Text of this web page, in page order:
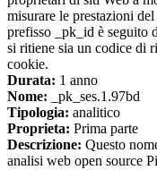
misurare le prestazioni
prefisso _pk_id è seguito
si ritiene sia un codice di
cookie.
Durata: 1 anno
Nome: _pk_ses.1.97bd
Tipologia: analitico
Proprieta: Prima parte
Descrizione: Questo
analisi web open source